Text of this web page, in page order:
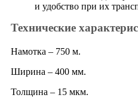
и удобство при их
Технические
Намотка – 750 м.
Ширина – 400 мм.
Толщина – 15 мкм.